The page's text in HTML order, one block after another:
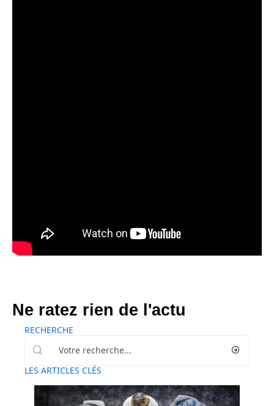
Ne ratez rien de l'actu
RECHERCHE
LES ARTICLES CLÉS